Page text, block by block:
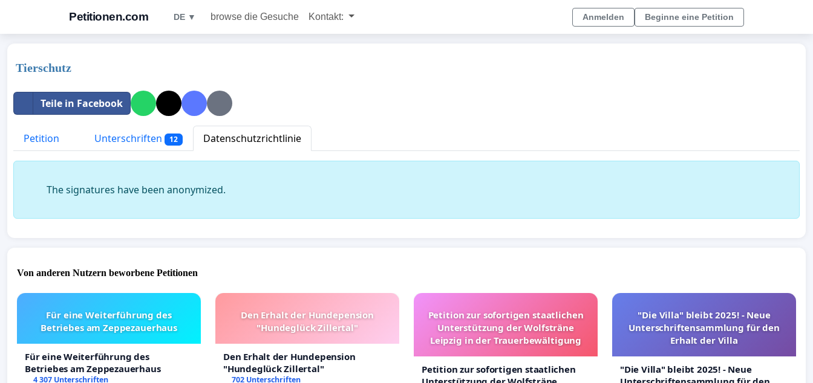
Petitionen.com DE ▼ browse die Gesuche Kontakt: Anmelden Beginne eine Petition
Tierschutz
Teile in Facebook
Petition Unterschriften 12 Datenschutzrichtlinie
The signatures have been anonymized.
Von anderen Nutzern beworbene Petitionen
Für eine Weiterführung des
Betriebes am Zeppezauerhaus
Für eine Weiterführung des
Betriebes am Zeppezauerhaus
4 307 Unterschriften
Den Erhalt der Hundepension
"Hundeglück Zillertal"
Den Erhalt der Hundepension
"Hundeglück Zillertal"
702 Unterschriften
Petition zur sofortigen staatlichen
Unterstützung der Wolfsträne
Leipzig in der Trauerbewältigung
Petition zur sofortigen staatlichen
"Die Villa" bleibt 2025! - Neue
Unterschriftensammlung für den
Erhalt der Villa
"Die Villa" bleibt 2025! - Neue